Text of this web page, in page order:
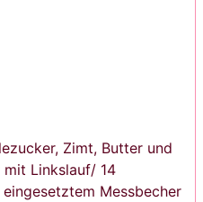
Zimt, Butter und
mit Linkslauf/ 14
Messbecher